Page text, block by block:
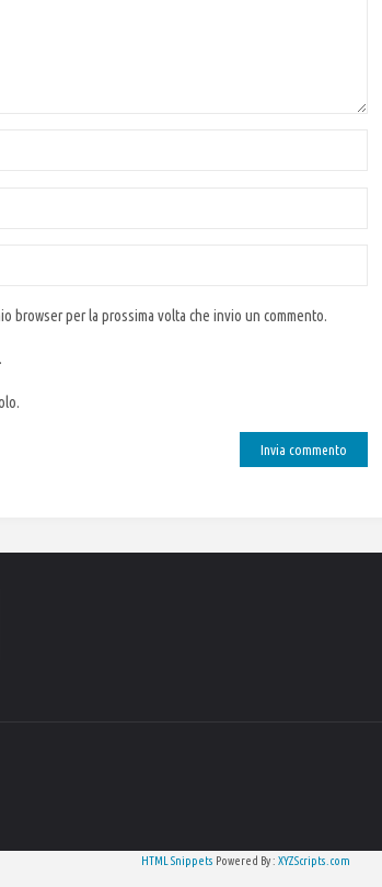
browser per la prossima volta che invio un commento.
HTML Snippets Powered By : XYZScripts.com